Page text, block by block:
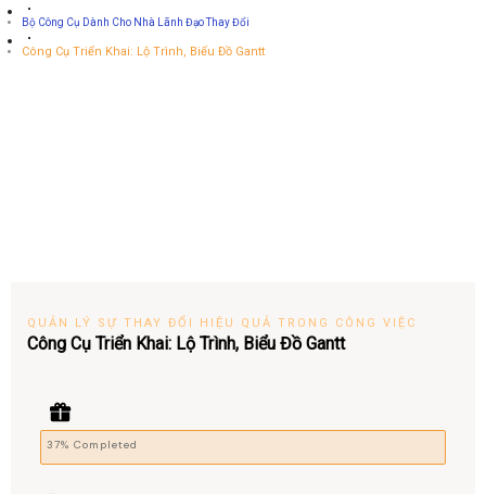
Bộ Công Cụ Dành Cho Nhà Lãnh Đạo Thay Đổi
Công Cụ Triển Khai: Lộ Trình, Biểu Đồ Gantt
QUẢN LÝ SỰ THAY ĐỔI HIỆU QUẢ TRONG CÔNG VIỆC
Công Cụ Triển Khai: Lộ Trình, Biểu Đồ Gantt
37% Completed